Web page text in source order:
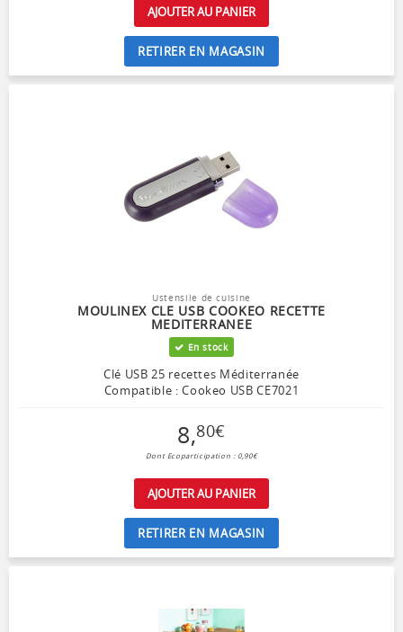
AJOUTER AU PANIER
RETIRER EN MAGASIN
Ustensile de cuisine
MOULINEX CLE USB COOKEO RECETTE
MEDITERRANEE
En stock
Clé USB 25 recettes Méditerranée
Compatible : Cookeo USB CE7021
8,80€
Dont Ecoparticipation : 0,90€
AJOUTER AU PANIER
RETIRER EN MAGASIN